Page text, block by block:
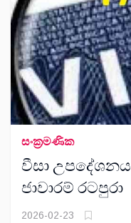
සංක‍්‍රමණික
වීසා
ජාවාරම් රටපුරා
2026-02-23